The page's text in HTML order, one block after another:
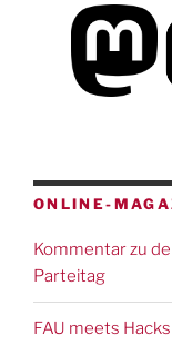
ONLINE-
Kommentar zu
Parteitag
FAU meets